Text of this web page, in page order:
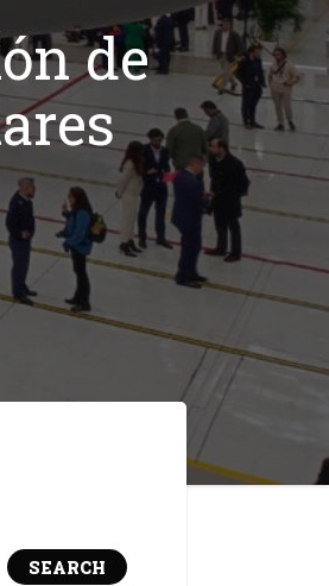
de
SEARCH